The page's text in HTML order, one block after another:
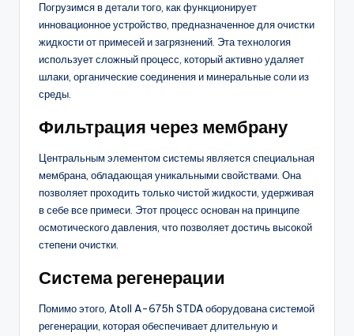
Погрузимся в детали того, как функционирует
инновационное устройство, предназначенное для очистки
жидкости от примесей и загрязнений. Эта технология
использует сложный процесс, который активно удаляет
шлаки, органические соединения и минеральные соли из
среды.
Фильтрация через мембрану
Центральным элементом системы является специальная
мембрана, обладающая уникальными свойствами. Она
позволяет проходить только чистой жидкости, удерживая
в себе все примеси. Этот процесс основан на принципе
осмотического давления, что позволяет достичь высокой
степени очистки.
Система регенерации
Помимо этого, Atoll A-675h STDA оборудована системой
регенерации, которая обеспечивает длительную и